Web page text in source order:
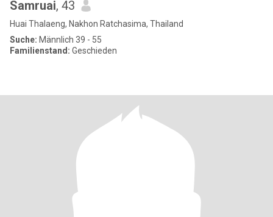
Samruai, 43
Huai Thalaeng, Nakhon Ratchasima, Thailand
Suche: Männlich 39 - 55
Familienstand: Geschieden